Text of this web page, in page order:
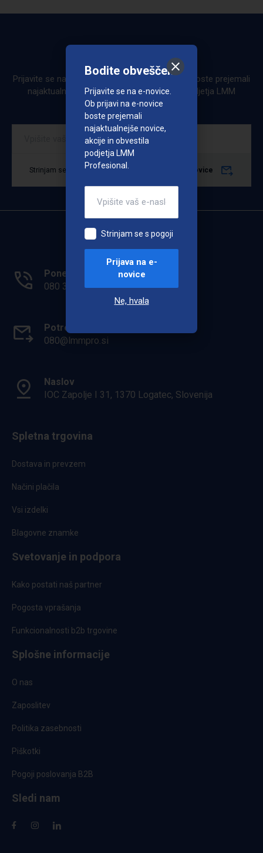
Bodite obveščeni
Prijavite se na e-novice. Ob prijavi na e-novice boste prejemali
najaktualnejše novice, akcije in obvestila podjetja LMM
Profesional.
Strinjam se s pogoji Prijava na e-novice
Ponedeljek - Petek: 7.00 - 15.00
080 33 36
Potrebuješ pomoč?
080@lmmpro.si
Naslov
IOC Zapolje I 31, 1370 Logatec, Slovenija
Spletna trgovina
Dostava in prevzem
Načini plačila
Vsi izdelki
Blagovne znamke
Svetovanje in podpora
Kako postati naš partner
Pogosta vprašanja
Funkcionalnosti b2b trgovine
Splošne informacije
O nas
Zaposlitev
Politika zasebnosti
Piškotki
Pogoji poslovanja B2B
Sledi nam
Bodite obveščeni
Prijavite se na e-novice.
Ob prijavi na e-novice
boste prejemali
najaktualnejše novice,
akcije in obvestila
podjetja LMM
Profesional.
Strinjam se s pogoji
Prijava na e-
novice
Ne, hvala